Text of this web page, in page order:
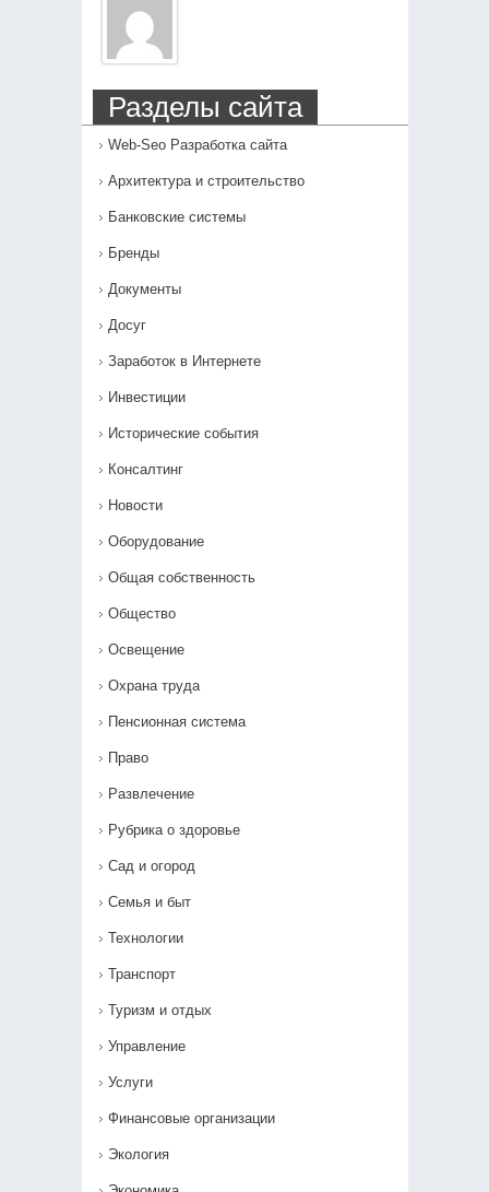
Разделы сайта
Web-Seo Разработка сайта
Архитектура и строительство
Банковские системы
Бренды
Документы
Досуг
Заработок в Интернете
Инвестиции
Исторические события
Консалтинг
Новости
Оборудование
Общая собственность
Общество
Освещение
Охрана труда
Пенсионная система
Право
Развлечение
Рубрика о здоровье
Сад и огород
Семья и быт
Технологии
Транспорт
Туризм и отдых
Управление
Услуги
Финансовые организации
Экология